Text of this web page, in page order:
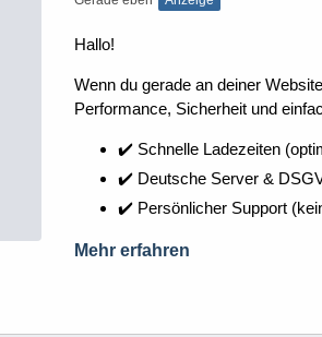
Hallo!
Wenn du gerade an deiner
Performance, Sicherheit und
✔️ Schnelle Ladezeiten
✔️ Deutsche Server &
✔️ Persönlicher Support
Mehr erfahren